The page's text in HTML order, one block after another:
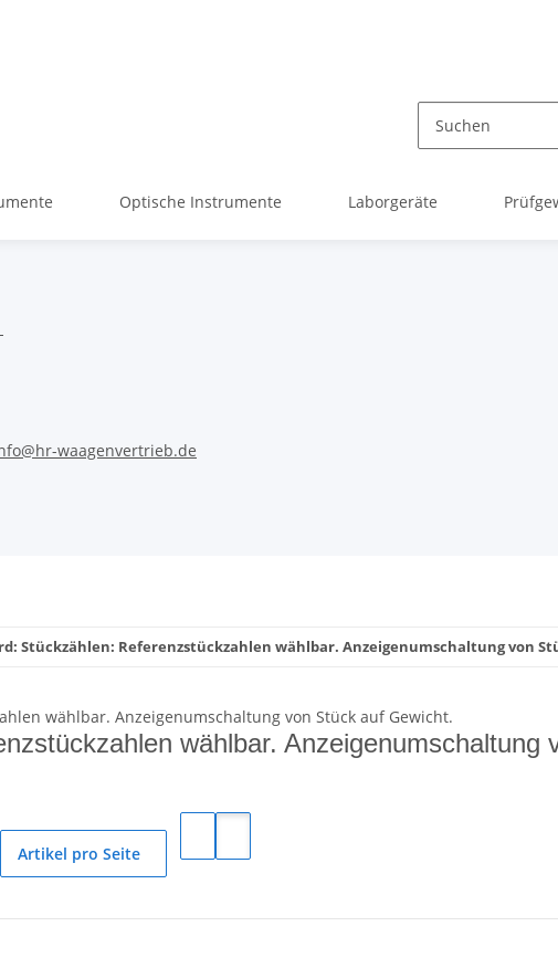
Optische Instrumente Laborgeräte
waagenvertrieb.de
Stückzählen: Referenzstückzahlen wählbar. Anzeigenumschaltung von
wählbar. Anzeigenumschaltung
Artikel pro Seite